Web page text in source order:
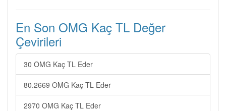
En Son OMG Kaç TL Değer
Çevirileri
30 OMG Kaç TL Eder
80.2669 OMG Kaç TL Eder
2970 OMG Kaç TL Eder